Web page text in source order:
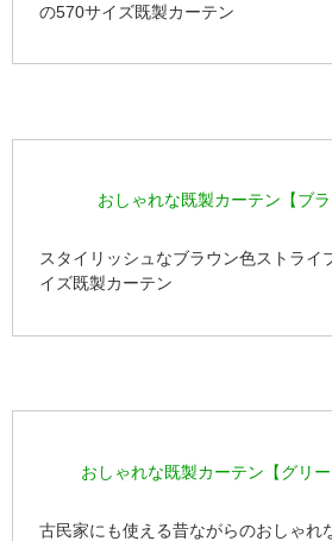
の570サイズ既製カーテン
おしゃれな既製カーテン【ブラ
スタイリッシュなブラウン色ストライ
イズ既製カーテン
おしゃれな既製カーテン【グリー
古民家にも使える昔ながらのおしゃれ